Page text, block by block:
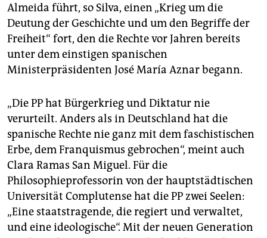
Almeida führt, so Silva, einen „Krieg um die
Deutung der Geschichte und um den Begriffe der
Freiheit“ fort, den die Rechte vor Jahren bereits
unter dem einstigen spanischen
Ministerpräsidenten José María Aznar begann.
„Die PP hat Bürgerkrieg und Diktatur nie
verurteilt. Anders als in Deutschland hat die
spanische Rechte nie ganz mit dem faschistischen
Erbe, dem Franquismus gebrochen“, meint auch
Clara Ramas San Miguel. Für die
Philosophieprofessorin von der hauptstädtischen
Universität Complutense hat die PP zwei Seelen:
„Eine staatstragende, die regiert und verwaltet,
und eine ideologische“. Mit der neuen Generation